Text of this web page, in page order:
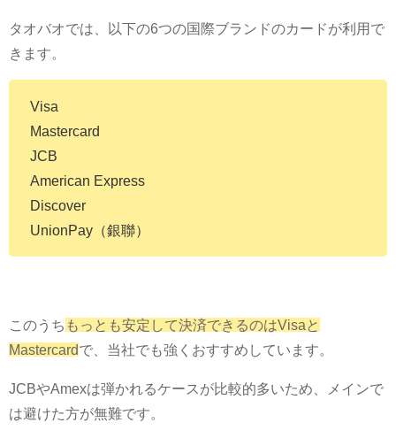
タオバオでは、以下の6つの国際ブランドのカードが利用で
きます。
Visa
Mastercard
JCB
American Express
Discover
UnionPay（銀聯）
このうち もっとも安定して決済できるのはVisaと
Mastercardで、当社でも強くおすすめしています。
JCBやAmexは弾かれるケースが比較的多いため、メインで
は避けた方が無難です。